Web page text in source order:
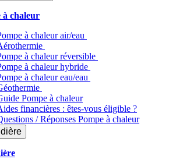
à chaleur
à chaleur air/eau
à chaleur réversible
à chaleur hybride
à chaleur​ eau/eau
Pompe à chaleur
financières : êtes-vous éligible ?
/ Réponses Pompe à chaleur